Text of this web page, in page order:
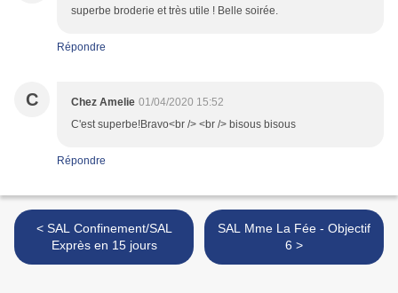
superbe broderie et très utile ! Belle soirée.
Répondre
C Chez Amelie 01/04/2020 15:52
C'est superbe!Bravo<br /> <br /> bisous bisous
Répondre
< SAL Confinement/SAL
Exprès en 15 jours
SAL Mme La Fée - Objectif
6 >